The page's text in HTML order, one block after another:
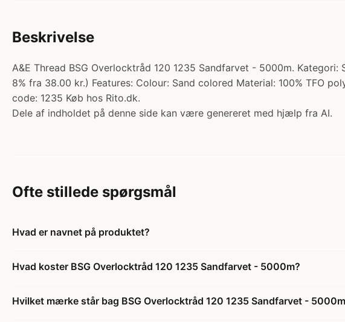
Beskrivelse
A&E Thread BSG Overlocktråd 120 1235 Sandfarvet - 5000m.
8% fra 38.00 kr.) Features: Colour: Sand colored Material: 100% TFO
code: 1235 Køb hos Rito.dk.
Dele af indholdet på denne side kan være genereret med hjælp fra AI.
Ofte stillede spørgsmål
Hvad er navnet på produktet?
Hvad koster BSG Overlocktråd 120 1235 Sandfarvet - 5000m?
Hvilket mærke står bag BSG Overlocktråd 120 1235 Sandfarvet -